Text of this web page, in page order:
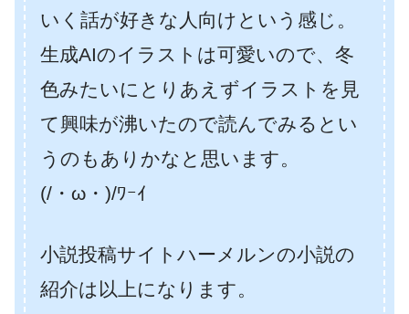
いく話が好きな人向けという感じ。
生成AIのイラストは可愛いので、冬
色みたいにとりあえずイラストを見
て興味が沸いたので読んでみるとい
うのもありかなと思います。
(/・ω・)/ﾜｰｲ
小説投稿サイトハーメルンの小説の
紹介は以上になります。